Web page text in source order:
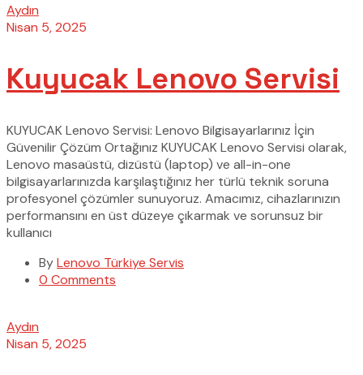
Aydın
Nisan 5, 2025
Kuyucak Lenovo Servisi
KUYUCAK Lenovo Servisi: Lenovo Bilgisayarlarınız İçin
Güvenilir Çözüm Ortağınız KUYUCAK Lenovo Servisi olarak,
Lenovo masaüstü, dizüstü (laptop) ve all-in-one
bilgisayarlarınızda karşılaştığınız her türlü teknik soruna
profesyonel çözümler sunuyoruz. Amacımız, cihazlarınızın
performansını en üst düzeye çıkarmak ve sorunsuz bir
kullanıcı
ByLenovo Türkiye Servis
0 Comments
Aydın
Nisan 5, 2025